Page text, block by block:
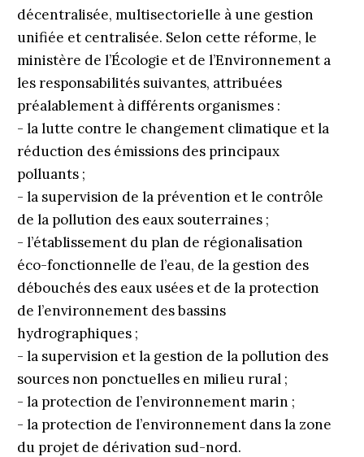
décentralisée, multisectorielle à une gestion
unifiée et centralisée. Selon cette réforme, le
ministère de l’Écologie et de l’Environnement a
les responsabilités suivantes, attribuées
préalablement à différents organismes :
- la lutte contre le changement climatique et la
réduction des émissions des principaux
polluants ;
- la supervision de la prévention et le contrôle
de la pollution des eaux souterraines ;
- l’établissement du plan de régionalisation
éco-fonctionnelle de l’eau, de la gestion des
débouchés des eaux usées et de la protection
de l’environnement des bassins
hydrographiques ;
- la supervision et la gestion de la pollution des
sources non ponctuelles en milieu rural ;
- la protection de l’environnement marin ;
- la protection de l’environnement dans la zone
du projet de dérivation sud-nord.